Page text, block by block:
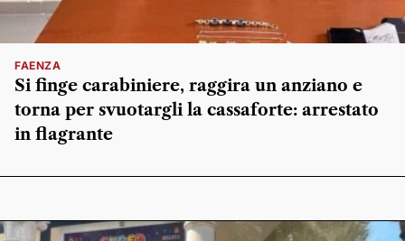
FAENZA
Si finge carabiniere, raggira un anziano e
torna per svuotargli la cassaforte: arrestato
in flagrante